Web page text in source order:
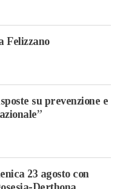
Felizzano
su prevenzione e
23 agosto con